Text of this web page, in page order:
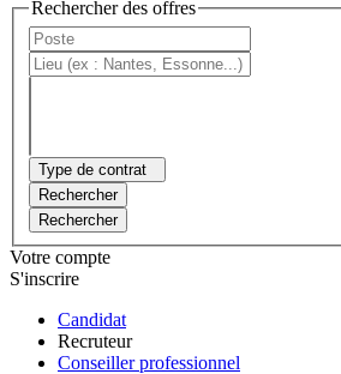
Rechercher des offres
Type de contrat
Rechercher
Rechercher
Votre compte
S'inscrire
Candidat
Recruteur
Conseiller professionnel